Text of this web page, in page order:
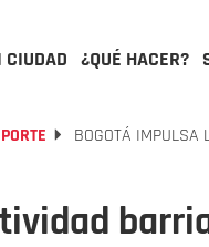
CIUDAD ¿QUÉ HACER?
BOGOTÁ IMPULSA